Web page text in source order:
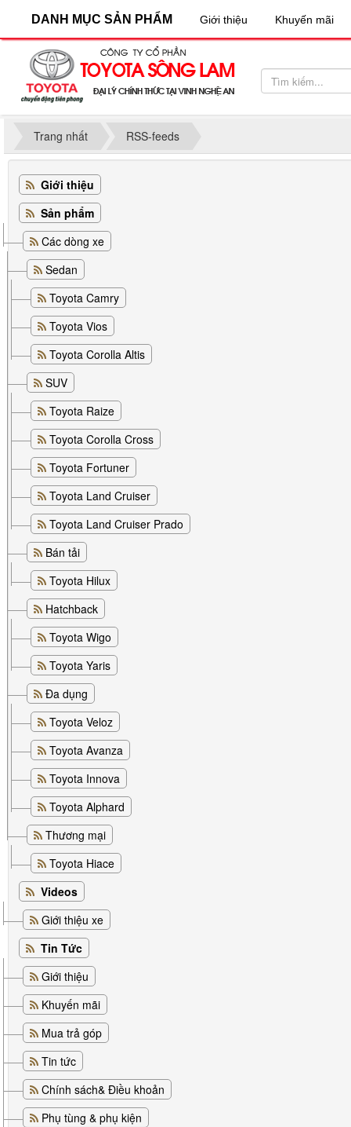
DANH MỤC SẢN PHẨM Giới thiệu Khuyến mãi
Trang nhất RSS-feeds
Giới thiệu
Sản phẩm
Các dòng xe
Sedan
Toyota Camry
Toyota Vios
Toyota Corolla Altis
SUV
Toyota Raize
Toyota Corolla Cross
Toyota Fortuner
Toyota Land Cruiser
Toyota Land Cruiser Prado
Bán tải
Toyota Hilux
Hatchback
Toyota Wigo
Toyota Yaris
Đa dụng
Toyota Veloz
Toyota Avanza
Toyota Innova
Toyota Alphard
Thương mại
Toyota Hiace
Videos
Giới thiệu xe
Tin Tức
Giới thiệu
Khuyến mãi
Mua trả góp
Tin tức
Chính sách& Điều khoản
Phụ tùng & phụ kiện